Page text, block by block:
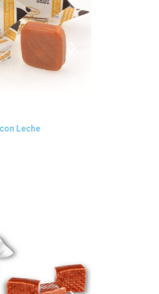
rápida
Leche